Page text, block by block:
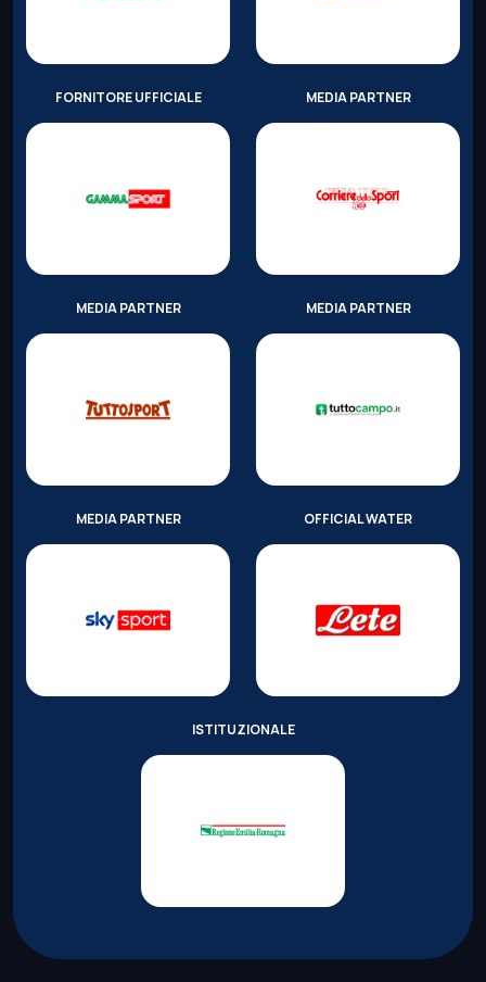
FORNITORE UFFICIALE MEDIA PARTNER
MEDIA PARTNER MEDIA PARTNER
MEDIA PARTNER OFFICIAL WATER
ISTITUZIONALE